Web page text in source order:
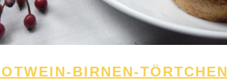
BIRNEN-TÖRTCHEN